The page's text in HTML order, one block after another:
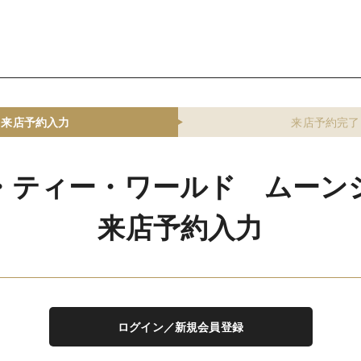
来店予約入力 来店予約完了
ティー・ワールド ムーン
来店予約入力
ログイン／新規会員登録